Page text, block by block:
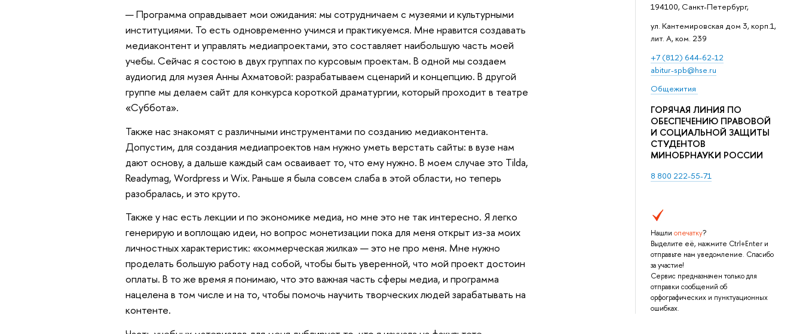
194100, Санкт-Петербург,
ул. Кантемировская дом 3, корп.1,
лит. А, ком. 239
+7 (812) 644-62-12
abitur-spb@hse.ru
Общежития
ГОРЯЧАЯ ЛИНИЯ ПО
ОБЕСПЕЧЕНИЮ ПРАВОВОЙ
И СОЦИАЛЬНОЙ ЗАЩИТЫ
СТУДЕНТОВ
МИНОБРНАУКИ РОССИИ
8 800 222-55-71
Нашли опечатку?
Выделите её, нажмите Ctrl+Enter и
отправьте нам уведомление. Спасибо
за участие!
Сервис предназначен только для
отправки сообщений об
орфографических и пунктуационных
ошибках.
— Программа оправдывает мои ожидания: мы сотрудничаем с музеями и культурными
институциями. То есть одновременно учимся и практикуемся. Мне нравится создавать
медиаконтент и управлять медиапроектами, это составляет наибольшую часть моей
учебы. Сейчас я состою в двух группах по курсовым проектам. В одной мы создаем
аудиогид для музея Анны Ахматовой: разрабатываем сценарий и концепцию. В другой
группе мы делаем сайт для конкурса короткой драматургии, который проходит в театре
«Суббота».
Также нас знакомят с различными инструментами по созданию медиаконтента.
Допустим, для создания медиапроектов нам нужно уметь верстать сайты: в вузе нам
дают основу, а дальше каждый сам осваивает то, что ему нужно. В моем случае это Tilda,
Readymag, Wordpress и Wix. Раньше я была совсем слаба в этой области, но теперь
разобралась, и это круто.
Также у нас есть лекции и по экономике медиа, но мне это не так интересно. Я легко
генерирую и воплощаю идеи, но вопрос монетизации пока для меня открыт из-за моих
личностных характеристик: «коммерческая жилка» — это не про меня. Мне нужно
проделать большую работу над собой, чтобы быть уверенной, что мой проект достоин
оплаты. В то же время я понимаю, что это важная часть сферы медиа, и программа
нацелена в том числе и на то, чтобы помочь научить творческих людей зарабатывать на
контенте.